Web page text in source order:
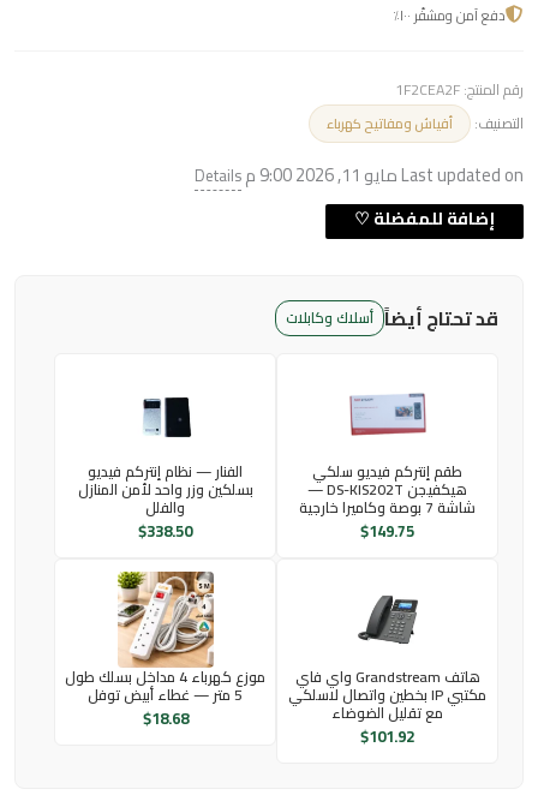
دفع آمن ومشفّر ١٠٠٪
رقم المنتج:1F2CEA2F
التصنيف:
أفياش ومفاتيح كهرباء
Last updated on مايو 11, 2026 9:00 م Details
قد تحتاج أيضاً أسلاك وكابلات
طقم إنتركم فيديو سلكي
هيكفيجن DS-KIS202T —
شاشة 7 بوصة وكاميرا خارجية
$149.75
الفنار — نظام إنتركم فيديو
بسلكين وزر واحد لأمن المنازل
والفلل
$338.50
هاتف Grandstream واي فاي
مكتبي IP بخطين واتصال لاسلكي
مع تقليل الضوضاء
$101.92
موزع كهرباء 4 مداخل بسلك طول
5 متر — غطاء أبيض توفل
$18.68